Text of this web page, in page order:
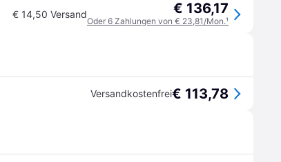
€ 14,50 Versand € 136,17
Oder 6 Zahlungen von € 23,81/Mon.¹
Versandkostenfrei€ 113,78